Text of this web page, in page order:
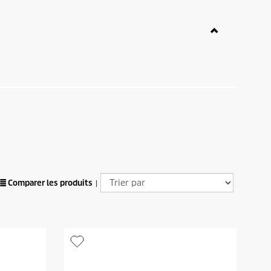
Comparer les produits |